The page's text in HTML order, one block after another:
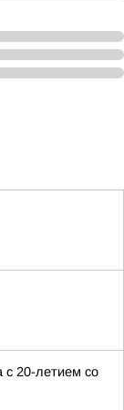
с 20-летием со